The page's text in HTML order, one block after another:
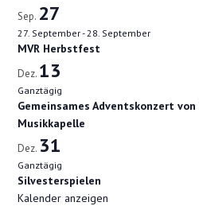
Sep. 27
27. September-28. September
MVR Herbstfest
Dez. 13
Ganztägig
Gemeinsames Adventskonzert von
Musikkapelle
Dez. 31
Ganztägig
Silvesterspielen
Kalender anzeigen